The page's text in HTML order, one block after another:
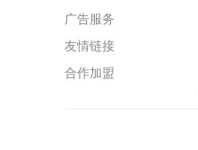
广告服务
友情链接
合作加盟